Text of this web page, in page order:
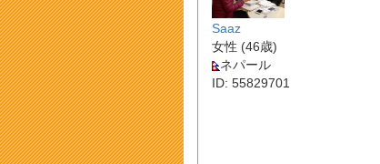
Saaz
女性 (46歳)
ネパール
ID: 55829701